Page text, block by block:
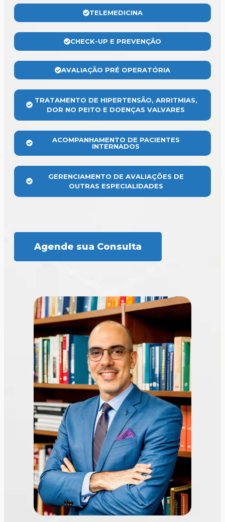
TELEMEDICINA
CHECK-UP E PREVENÇÃO
AVALIAÇÃO PRÉ OPERATÓRIA
TRATAMENTO DE HIPERTENSÃO, ARRITMIAS,
DOR NO PEITO E DOENÇAS VALVARES
ACOMPANHAMENTO DE PACIENTES
INTERNADOS
GERENCIAMENTO DE AVALIAÇÕES DE
OUTRAS ESPECIALIDADES
Agende sua Consulta